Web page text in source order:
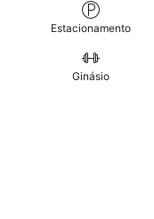
Estacionamento
Ginásio